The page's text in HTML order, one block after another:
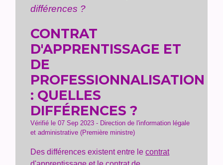
différences ?
CONTRAT
D'APPRENTISSAGE ET
DE
PROFESSIONNALISATION
: QUELLES
DIFFÉRENCES ?
Vérifié le 07 Sep 2023 - Direction de l'information légale
et administrative (Première ministre)
Des différences existent entre lecontrat